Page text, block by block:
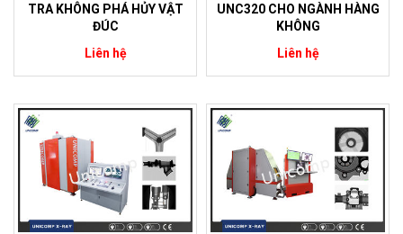
TRA KHÔNG PHÁ HỦY VẬT
ĐÚC
Liên hệ
UNC320 CHO NGÀNH HÀNG
KHÔNG
Liên hệ